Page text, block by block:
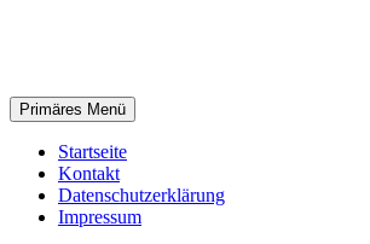
Suchen
Primäres Menü
Startseite
Kontakt
Datenschutzerklärung
Impressum